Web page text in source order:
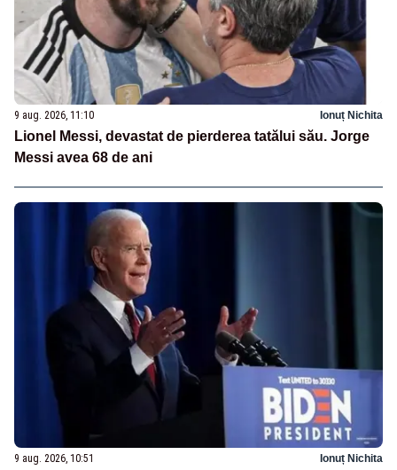
9 aug. 2026, 11:10 Ionuț Nichita
Lionel Messi, devastat de pierderea tatălui său. Jorge
Messi avea 68 de ani
9 aug. 2026, 10:51 Ionuț Nichita